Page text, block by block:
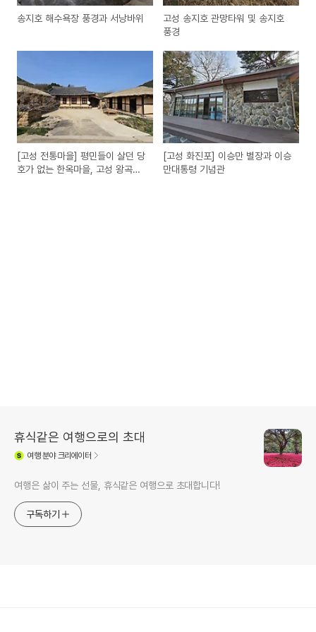
송지호 해수욕장 풍경과 서낭바위
고성 송지호 관망타워 및 송지호
풍경
[고성 전통마을] 평민들이 살던 당
호가 없는 한옥마을, 고성 왕곡마
[고성 화진포] 이승만 별장과 이승
만대통령 기념관
휴식같은 여행으로의 초대
여행분야 크리에이터
여행은 삶이 주는 선물, 휴식같은 여행으로 초대합니다!
구독하기